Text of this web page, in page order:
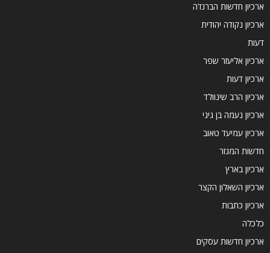
ארכיון חדשות הברנז'ה
ארכיון נקודה יהודית
דעות
ארכיון אליעזר שפר
ארכיון דעות
ארכיון הרב שינוולד
ארכיון נעמה בן גיגי
ארכיון עמיעד טאוב
חדשות המגזר
ארכיון בארץ
ארכיון השאלון הקצר
ארכיון כתבות
כלכלה
ארכיון חדשות עסקים